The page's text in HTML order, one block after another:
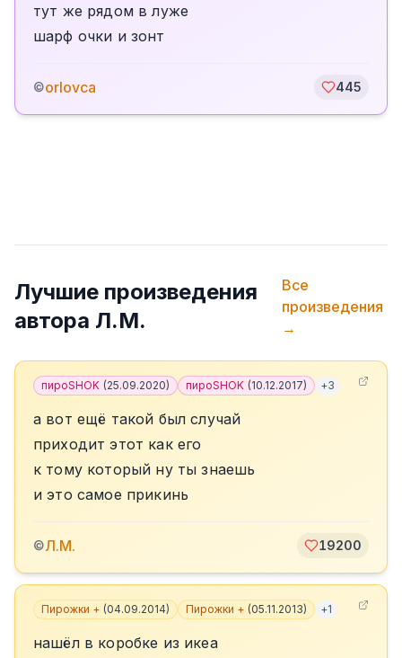
тут же рядом в луже
шарф очки и зонт
©orlovca 445
Лучшие произведения
автора Л.М.
Все
произведения
→
пироSHOK (25.09.2020) пироSHOK (10.12.2017) +3
а вот ещё такой был случай
приходит этот как его
к тому который ну ты знаешь
и это самое прикинь
©Л.М. 19200
Пирожки + (04.09.2014) Пирожки + (05.11.2013) +1
нашёл в коробке из икеа